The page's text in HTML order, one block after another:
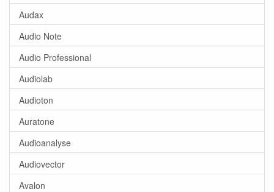
Audax
Audio Note
Audio Professional
Audiolab
Audioton
Auratone
Audioanalyse
Audiovector
Avalon